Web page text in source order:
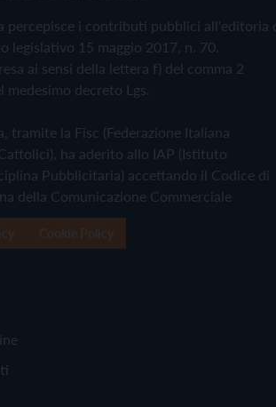
percepisce i contributi pubblici all'editoria
legislativo 15 maggio 2017, n. 70.
ai sensi della lettera f) del comma 2
medesimo decreto Lgs.
tramite la Fisc (Federazione Italiana
ha aderito allo IAP (Istituto
Pubblicitaria) accettando il Codice di
della Comunicazione Commerciale